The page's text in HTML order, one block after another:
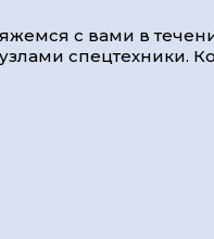
с вами в
спецтехники.